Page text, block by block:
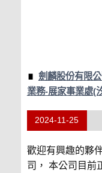
劍麟股份有限
業務-展家事業處(
2024-11-25
歡迎有興趣的夥
司， 本公司目前